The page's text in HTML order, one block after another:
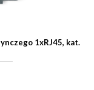
1xRJ45, kat.